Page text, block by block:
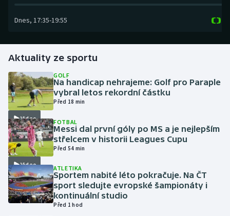
Gymnastika
Házená
Jezdectví
Judo
Krasobruslení
Lezení
Dnes, 17:35-19:55
Aktuality ze sportu
Video
GOLF
Na handicap nehrajeme: Golf pro Paraple
vybral letos rekordní částku
Před 18 min
Video
FOTBAL
Messi dal první góly po MS a je nejlepším
střelcem v historii Leagues Cupu
Před 54 min
ATLETIKA
Sportem nabité léto pokračuje. Na ČT
sport sledujte evropské šampionáty i
kontinuální studio
Před 1 hod